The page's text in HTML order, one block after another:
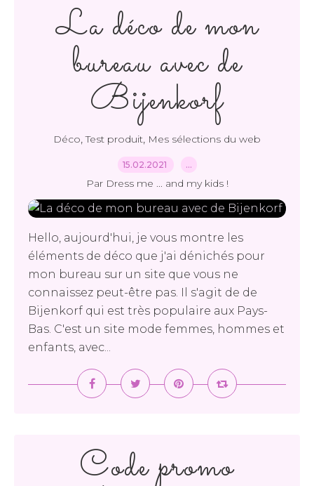
La déco de mon
bureau avec de
Bijenkorf
Déco,Test produit, Mes sélections du web
15.02.2021 …
Par Dress me ... and my kids !
Hello, aujourd'hui, je vous montre les
éléments de déco que j'ai dénichés pour
mon bureau sur un site que vous ne
connaissez peut-être pas. Il s'agit de de
Bijenkorf qui est très populaire aux Pays-
Bas. C'est un site mode femmes, hommes et
enfants, avec...
Code promo